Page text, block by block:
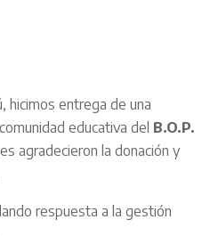
hicimos entrega de una
educativa del B.O.P.
agradecieron la donación y
respuesta a la gestión